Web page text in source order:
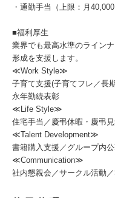
・通勤手当（上限：月40,000
■福利厚生
業界でも最高水準のライン
形成を支援します。
≪Work Style≫
子育て支援(子育てフレ／長
永年勤続表彰
≪Life Style≫
住宅手当／慶弔休暇・慶弔
≪Talent Development≫
書籍購入支援／グループ内
≪Communication≫
社内懇親会／サークル活動